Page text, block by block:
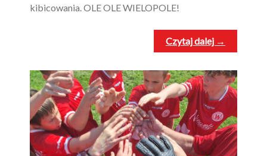
kibicowania. OLE OLE WIELOPOLE!
Czytaj dalej →